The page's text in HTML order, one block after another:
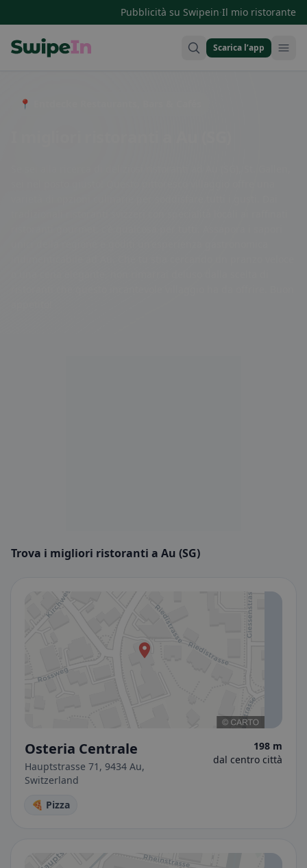
Pubblicità su Swipein·Il mio ristorante
Scarica l’app
📍 Entdecke Restaurants, Bars & Cafés
Trova i migliori ristoranti a Au (SG)
Osteria Centrale
Hauptstrasse 71, 9434 Au,
Switzerland
198 m
dal centro città
🍕 Pizza